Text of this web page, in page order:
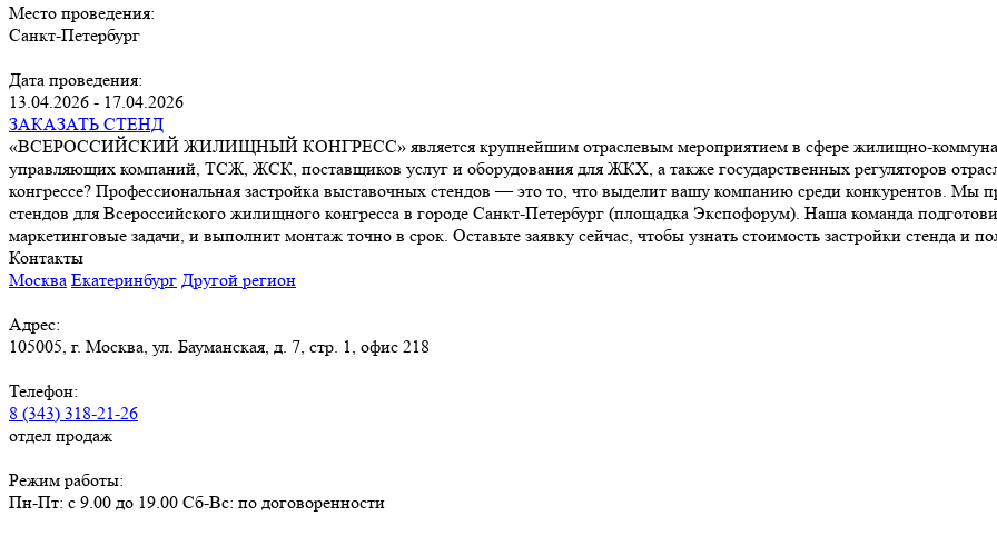
Место проведения:
Санкт-Петербург
Дата проведения:
13.04.2026 - 17.04.2026
ЗАКАЗАТЬ СТЕНД
«ВСЕРОССИЙСКИЙ ЖИЛИЩНЫЙ КОНГРЕСС» является крупнейшим отраслевым мероприятием в сфере жилищно-
управляющих компаний, ТСЖ, ЖСК, поставщиков услуг и оборудования для ЖКХ, а также государственных регуляторов
конгрессе? Профессиональная застройка выставочных стендов — это то, что выделит вашу компанию среди конкурентов. Мы
стендов для Всероссийского жилищного конгресса в городе Санкт-Петербург (площадка Экспофорум). Наша команда
маркетинговые задачи, и выполнит монтаж точно в срок. Оставьте заявку сейчас, чтобы узнать стоимость застройки стенда и
Контакты
Москва Екатеринбург Другой регион
Адрес:
105005, г. Москва, ул. Бауманская, д. 7, стр. 1, офис 218
Телефон:
8 (343) 318-21-26
отдел продаж
Режим работы:
Пн-Пт: с 9.00 до 19.00 Сб-Вс: по договоренности